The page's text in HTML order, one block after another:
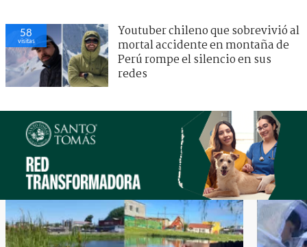
58
visitas
Youtuber chileno que sobrevivió al
mortal accidente en montaña de
Perú rompe el silencio en sus
redes